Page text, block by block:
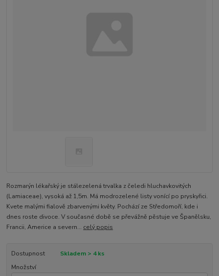
Rozmarýn lékařský je stálezelená trvalka z čeledi hluchavkovitých
(Lamiaceae), vysoká až 1,5m. Má modrozelené listy vonící po pryskyřici.
Kvete malými fialově zbarvenými květy. Pochází ze Středomoří, kde i
dnes roste divoce. V současné době se převážně pěstuje ve Španělsku,
Francii, Americe a severn... celý popis
Dostupnost
Skladem > 4 ks
Množství